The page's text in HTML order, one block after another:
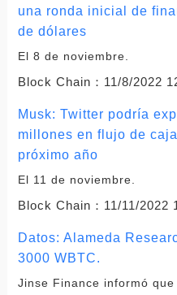
una ronda inicial de
de dólares
El 8 de noviembre.
Block Chain： 11/8/2022
Musk: Twitter podría
millones en flujo de
próximo año
El 11 de noviembre.
Block Chain： 11/11/2022
Datos: Alameda
3000 WBTC.
Jinse Finance informó